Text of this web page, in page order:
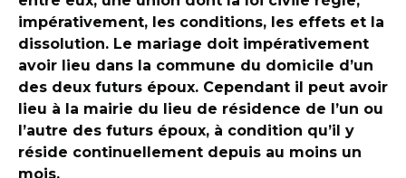
impérativement, les conditions, les effets et la
dissolution. Le mariage doit impérativement
avoir lieu dans la commune du domicile d’un
des deux futurs époux. Cependant il peut avoir
lieu à la mairie du lieu de résidence de l’un ou
l’autre des futurs époux, à condition qu’il y
réside continuellement depuis au moins un
mois.